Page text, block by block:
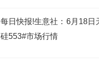
每日快报!生意社：6月18日
硅553#市场行情